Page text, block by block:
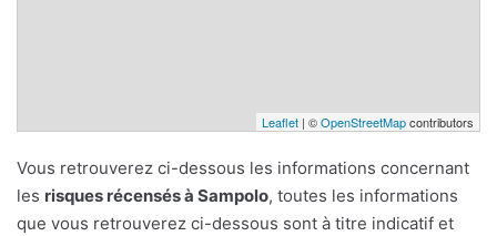
Leaflet | ©OpenStreetMapcontributors
Vous retrouverez ci-dessous les informations concernant
les risques récensés à Sampolo, toutes les informations
que vous retrouverez ci-dessous sont à titre indicatif et